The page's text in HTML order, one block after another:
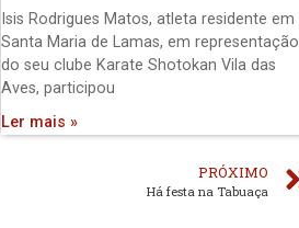
Isis Rodrigues Matos, atleta residente em
Santa Maria de Lamas, em representação
do seu clube Karate Shotokan Vila das
Aves, participou
Ler mais »
PRÓXIMO
Há festa na Tabuaça